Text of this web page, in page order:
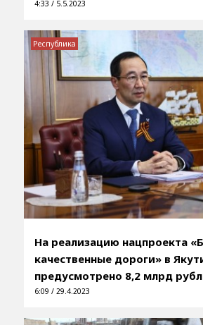
4:33 / 5.5.2023
На реализацию нацпроекта
качественные дороги» в
предусмотрено 8,2 млрд
6:09 / 29.4.2023
Республика